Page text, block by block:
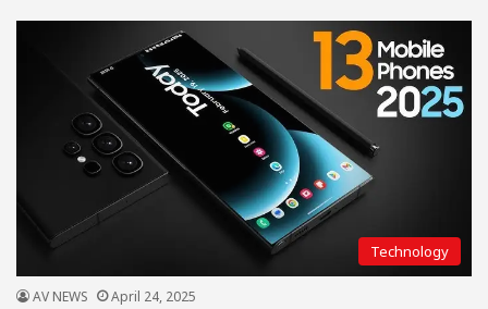
Technology
AV NEWS April 24, 2025